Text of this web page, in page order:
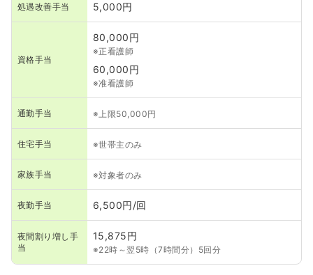
処遇改善手当 5,000円
資格手当
80,000円
※正看護師
60,000円
※准看護師
通勤手当 ※上限50,000円
住宅手当 ※世帯主のみ
家族手当 ※対象者のみ
夜勤手当 6,500円/回
夜間割り増し手
当
15,875円
※22時～翌5時（7時間分）5回分